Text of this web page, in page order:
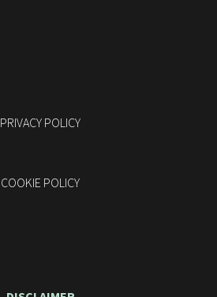
PRIVACY POLICY
COOKIE POLICY